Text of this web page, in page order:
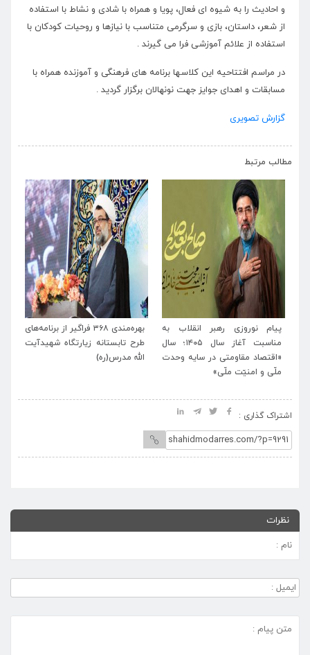
و احادیث را به شیوه ای فعال، پویا و همراه با شادی و نشاط با استفاده
از شعر، داستان، بازی و سرگرمی متناسب با نیازها و روحیات کودکان با
استفاده از علائم آموزشی فرا می گیرند .
در مراسم افتتاحیه این کلاسها برنامه های فرهنگی و آموزنده همراه با
مسابقات و اهدای جوایز جهت نونهالان برگزار گردید .
گزارش تصویری
مطالب مرتبط
پیام نوروزی رهبر انقلاب به
مناسبت آغاز سال ۱۴۰۵؛ سال
«اقتصاد مقاومتی در سایه وحدت
ملّی و امنیّت ملّی»
بهره‌مندی ۳۶۸ فراگیر از برنامه‌های
طرح تابستانه زیارتگاه شهیدآیت
الله مدرس(ره)
اشتراک گذاری :
نظرات